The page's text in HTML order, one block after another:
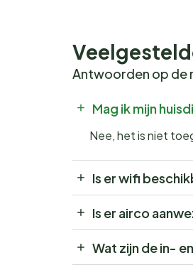
Antwoorden op de
Mag ik mijn
Nee, het is niet
Is er wifi
Is er airco
Wat zijn de in-